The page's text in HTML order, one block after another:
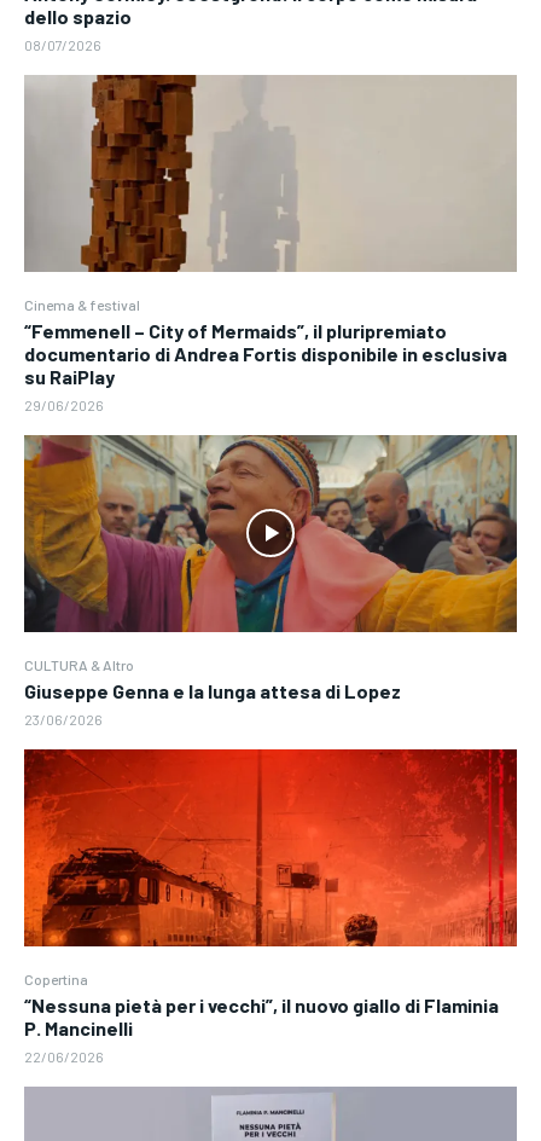
dello spazio
08/07/2026
Cinema & festival
“Femmenell – City of Mermaids”, il pluripremiato
documentario di Andrea Fortis disponibile in esclusiva
su RaiPlay
29/06/2026
CULTURA & Altro
Giuseppe Genna e la lunga attesa di Lopez
23/06/2026
Copertina
“Nessuna pietà per i vecchi”, il nuovo giallo di Flaminia
P. Mancinelli
22/06/2026